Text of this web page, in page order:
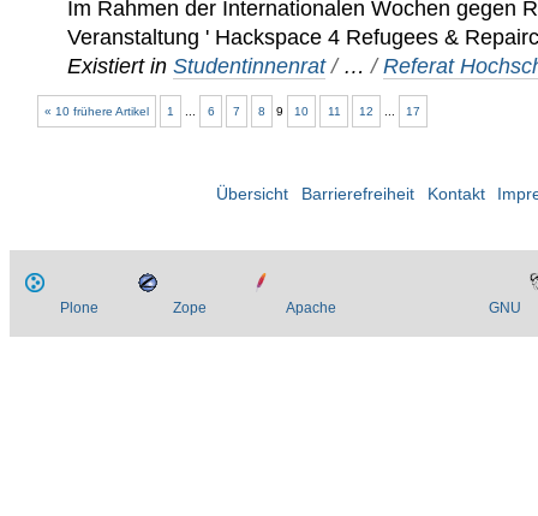
Im Rahmen der Internationalen Wochen gegen
Veranstaltung ' Hackspace 4 Refugees &
Existiert in Studentinnenrat / …/Referat
« 10 frühere Artikel 1 6 7 8 9 10 11 12 17
Übersicht Barrierefreiheit Kontakt
Plone Zope Apache GNU